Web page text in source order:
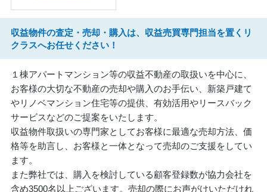
収益物件の査定・売却・購入は、収益売買専門担当を置くリ
クラスへお任せください！
１棟アパートマンション等の収益不動産の取扱いを中心に、
お客様の大切な不動産の売却や購入のお手伝い、新築戸建て
やリノベマンション住宅等の提供、有効活用やリースバック
サービスなどのご提案をいたします。
収益物件取扱いの専門家としてお客様に最適な売却方法、価
格等を助言し、お客様と一体となって売却のご支援をしてい
ます。
また弊社では、購入を検討している顧客登録数が協力会社を
含め3500名以上ございます。売却の際にお声がけいただけれ